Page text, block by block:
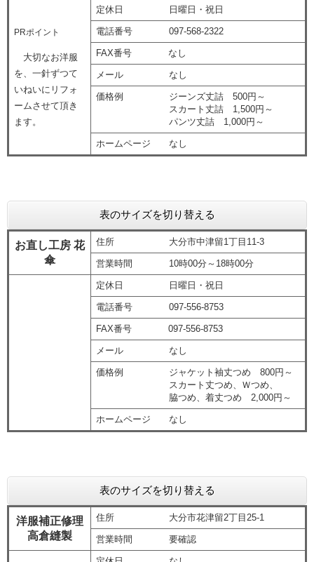
PRポイント
大切なお洋服
を、一針ずつて
いねいにリフォ
ームさせて頂き
ます。
定休日 日曜日・祝日
電話番号 097-568-2322
FAX番号 なし
メール なし
価格例 ジーンズ丈詰 500円～
スカート丈詰 1,500円～
パンツ丈詰 1,000円～
ホームページ なし
表のサイズを切り替える
お直し工房 花
傘
住所 大分市中津留1丁目11-3
営業時間 10時00分～18時00分
定休日 日曜日・祝日
電話番号 097-556-8753
FAX番号 097-556-8753
メール なし
価格例 ジャケット袖丈つめ 800円～
スカート丈つめ、Ｗつめ、
脇つめ、着丈つめ 2,000円～
ホームページ なし
表のサイズを切り替える
洋服補正修理
高倉縫製
住所 大分市花津留2丁目25-1
営業時間 要確認